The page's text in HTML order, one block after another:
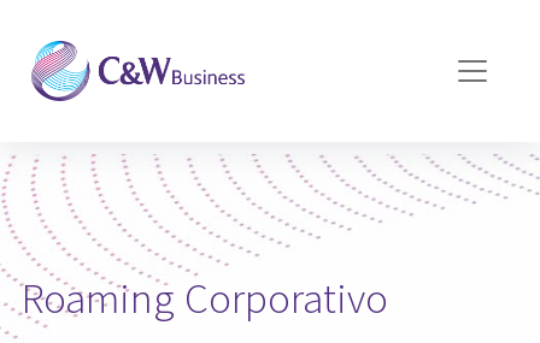
Roaming Corporativo